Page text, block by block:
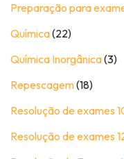
Preparação para
Química(22)
Química Inorgânica(3)
Repescagem(18)
Resolução de exames
Resolução de exames